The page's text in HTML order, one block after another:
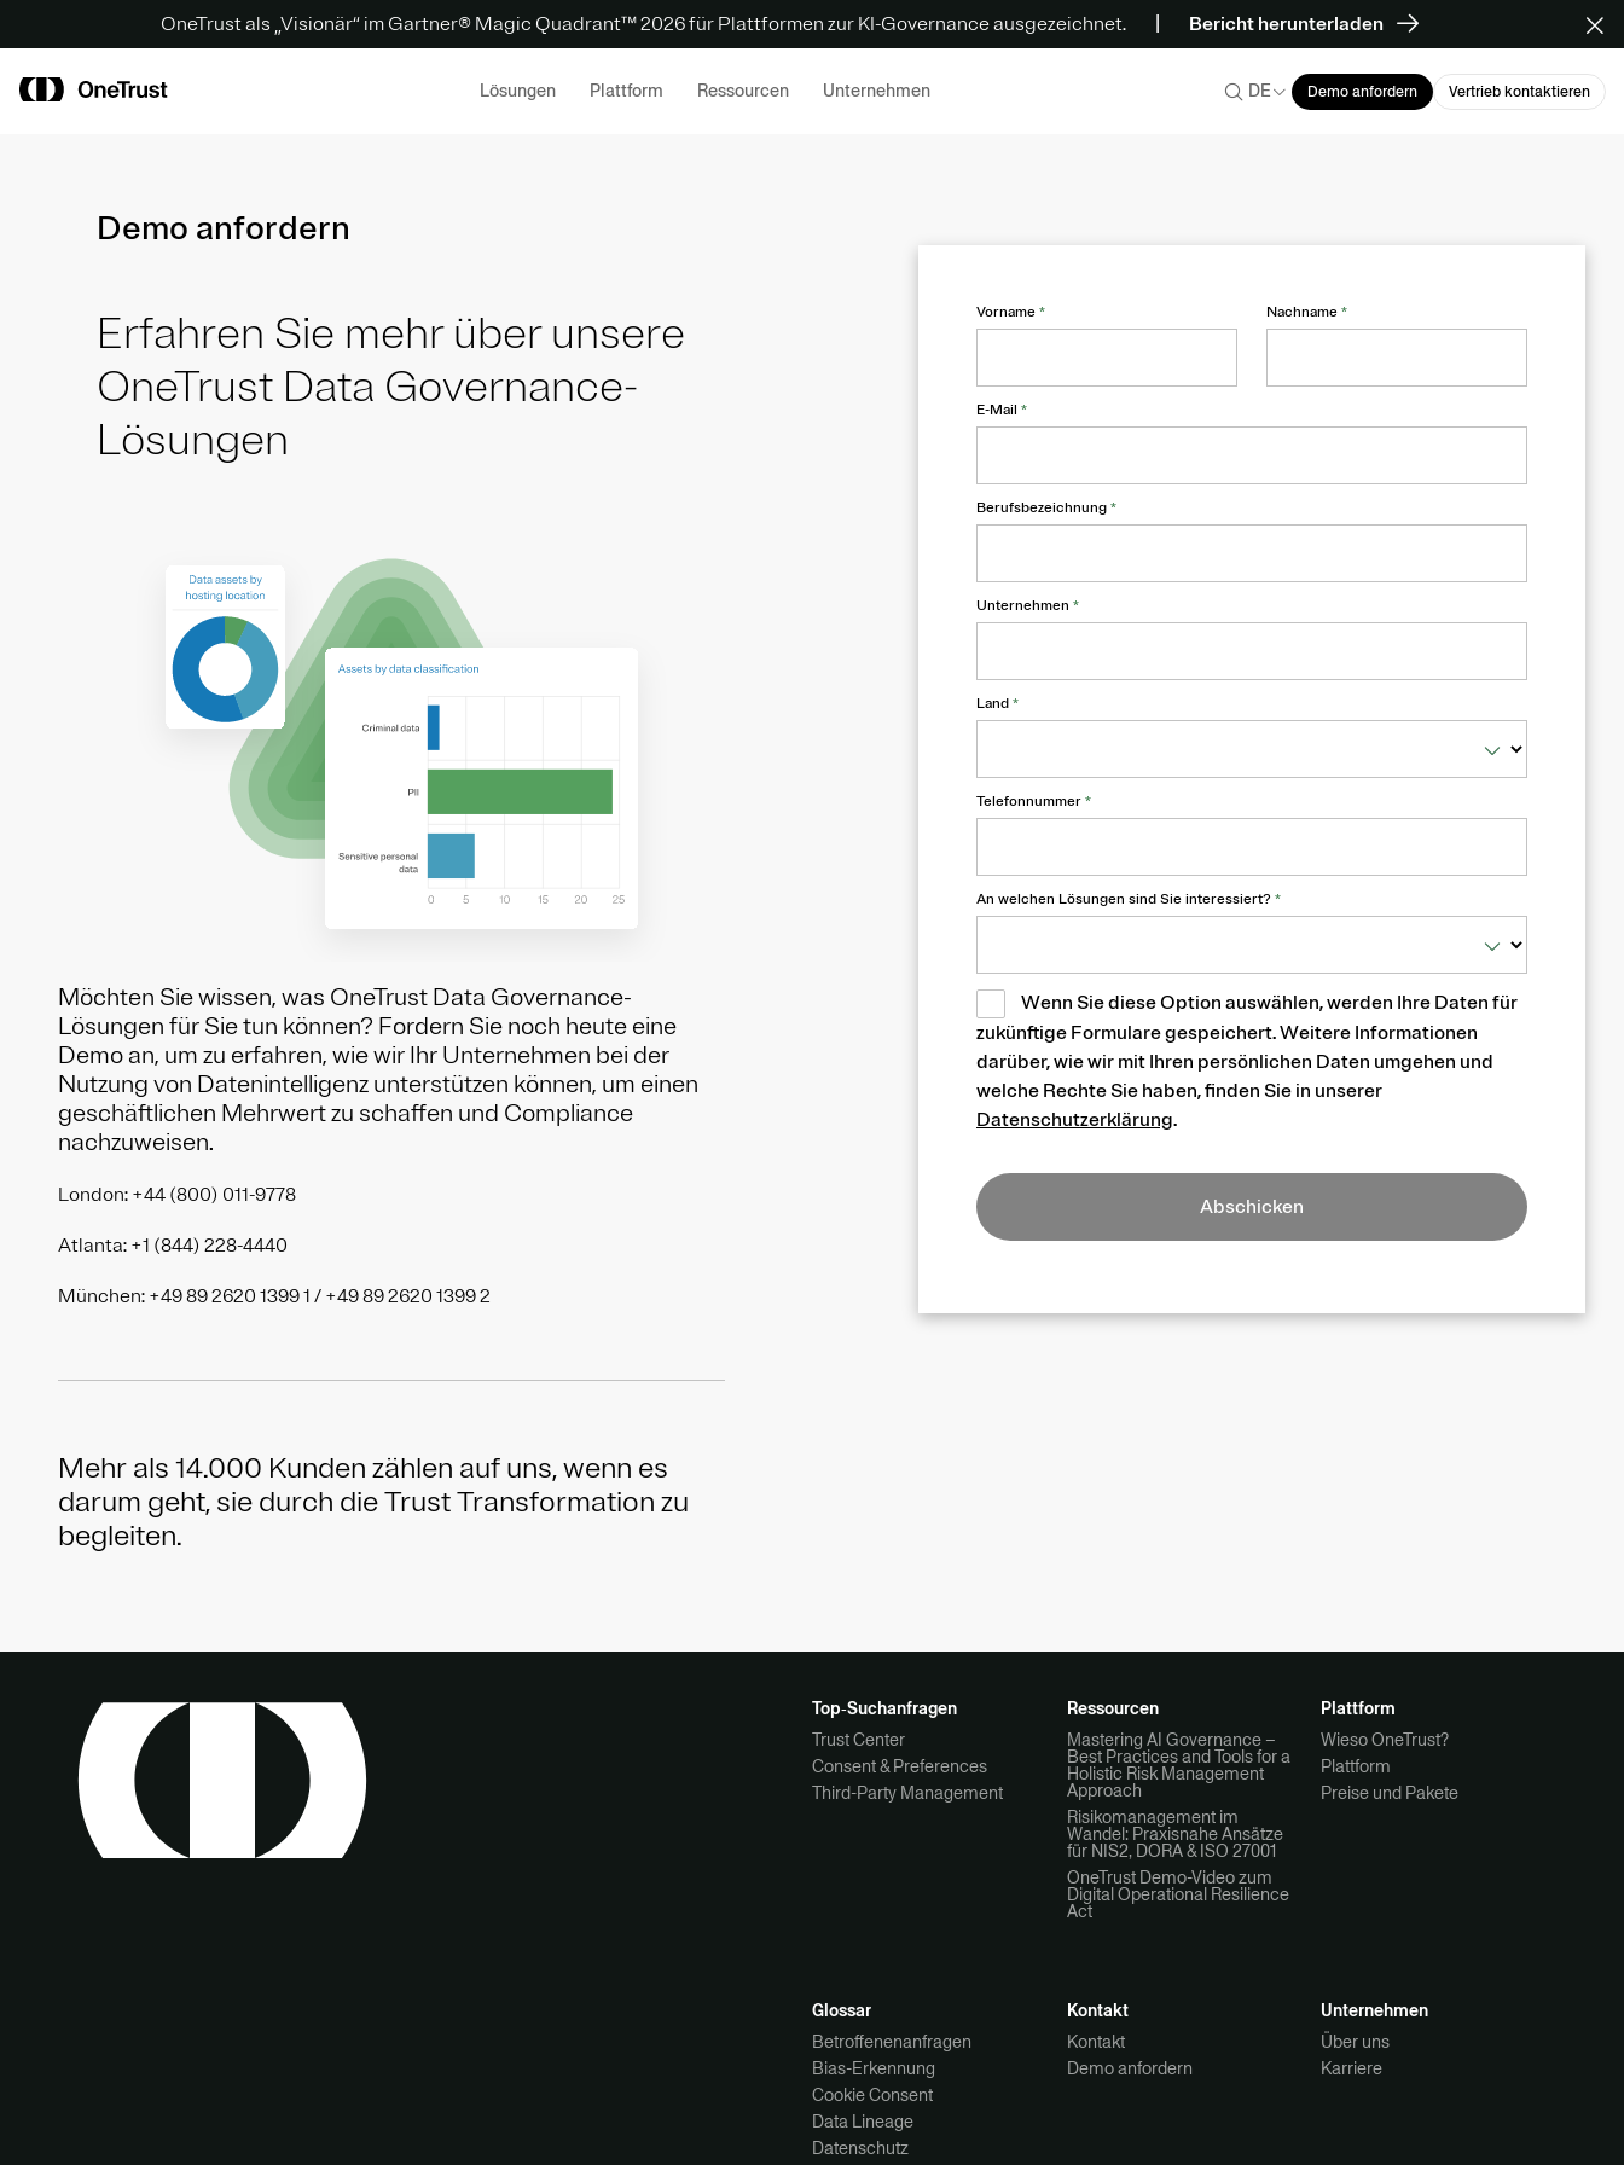
OneTrust als „Visionär“ im Gartner® Magic Quadrant™ 2026 für Plattformen zur KI-Governance ausgezeichnet. Bericht herunterladen
Lösungen Plattform Ressourcen Unternehmen DE Demo anfordern Vertrieb kontaktieren
Demo anfordern
Erfahren Sie mehr über unsere
OneTrust Data Governance-
Lösungen
Möchten Sie wissen, was OneTrust Data Governance-
Lösungen für Sie tun können? Fordern Sie noch heute eine
Demo an, um zu erfahren, wie wir Ihr Unternehmen bei der
Nutzung von Datenintelligenz unterstützen können, um einen
geschäftlichen Mehrwert zu schaffen und Compliance
nachzuweisen.
London: +44 (800) 011-9778
Atlanta: +1 (844) 228-4440
München: +49 89 2620 1399 1 / +49 89 2620 1399 2
Mehr als 14.000 Kunden zählen auf uns, wenn es
darum geht, sie durch die Trust Transformation zu
begleiten.
Vorname * Nachname *
E-Mail *
Berufsbezeichnung *
Unternehmen *
Land *
Telefonnummer *
An welchen Lösungen sind Sie interessiert? *
Wenn Sie diese Option auswählen, werden Ihre Daten für
zukünftige Formulare gespeichert. Weitere Informationen
darüber, wie wir mit Ihren persönlichen Daten umgehen und
welche Rechte Sie haben, finden Sie in unserer
Datenschutzerklärung.
Abschicken
Top‑Suchanfragen
Trust Center
Consent & Preferences
Third-Party Management
Ressourcen
Mastering AI Governance –
Best Practices and Tools for a
Holistic Risk Management
Approach
Risikomanagement im
Wandel: Praxisnahe Ansätze
für NIS2, DORA & ISO 27001
OneTrust Demo-Video zum
Digital Operational Resilience
Act
Plattform
Wieso OneTrust?
Plattform
Preise und Pakete
Glossar
Betroffenenanfragen
Bias-Erkennung
Cookie Consent
Data Lineage
Datenschutz
Kontakt
Kontakt
Demo anfordern
Unternehmen
Über uns
Karriere